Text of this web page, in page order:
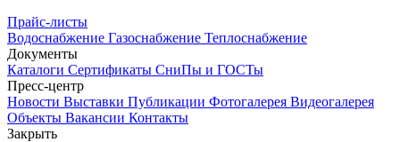
Прайс-листы
Водоснабжение Газоснабжение Теплоснабжение
Документы
Каталоги Сертификаты СниПы и ГОСТы
Пресс-центр
Новости Выставки Публикации Фотогалерея Видеогалерея
Объекты Вакансии Контакты
Закрыть